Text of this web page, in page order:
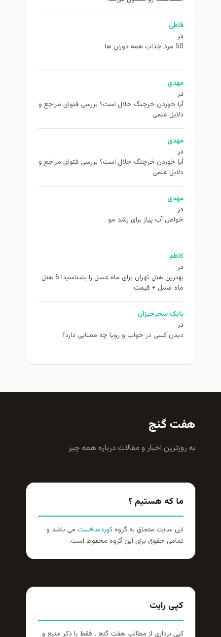
فاطی
در
50 مرد جذاب همه دوران ها
مهدی
در
آیا خوردن خرچنگ حلال است؟ بررسی فتوای مراجع و
دلایل علمی
مهدی
در
آیا خوردن خرچنگ حلال است؟ بررسی فتوای مراجع و
دلایل علمی
مهدی
در
خواص آب پیاز برای رشد مو
کاظم
در
بهترین هتل تهران برای ماه عسل را بشناسید! 6 هتل
ماه عسل + قیمت
بابک سحرخیزان
در
دیدن کسی در خواب و رویا چه معنایی دارد؟
هفت گنج
به روزترين اخبار و مقالات درباره همه چيز
ما که هستیم ؟
این سایت متعلق به گروهکوردسافست می باشد و
تمامی حقوق برای این گروه محفوظ است.
کپی رایت
کپی برداری از مطالب هفت گنج ، فقط با ذکر منبع و